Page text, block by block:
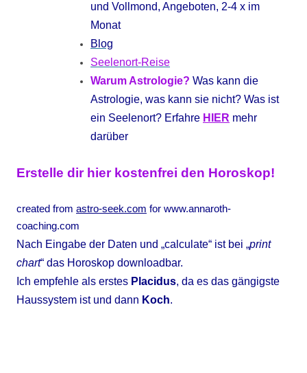
und Vollmond, Angeboten, 2-4 x im
Monat
Blog
Seelenort-Reise
Warum Astrologie? Was kann die
Astrologie, was kann sie nicht? Was ist
ein Seelenort? Erfahre HIER mehr
darüber
Erstelle dir hier kostenfrei den Horoskop!
created from astro-seek.com for www.annaroth-
coaching.com
Nach Eingabe der Daten und „calculate“ ist bei „print
chart“ das Horoskop downloadbar.
Ich empfehle als erstes Placidus, da es das gängigste
Haussystem ist und dann Koch.